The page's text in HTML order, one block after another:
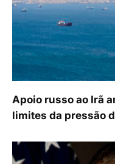
Apoio russo ao Irã
limites da pressão